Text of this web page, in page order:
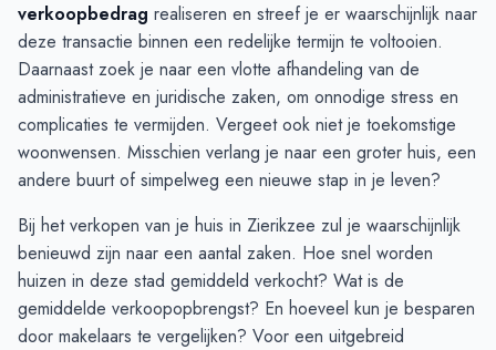
verkoopbedrag realiseren en streef je er waarschijnlijk naar
deze transactie binnen een redelijke termijn te voltooien.
Daarnaast zoek je naar een vlotte afhandeling van de
administratieve en juridische zaken, om onnodige stress en
complicaties te vermijden. Vergeet ook niet je toekomstige
woonwensen. Misschien verlang je naar een groter huis, een
andere buurt of simpelweg een nieuwe stap in je leven?
Bij het verkopen van je huis in Zierikzee zul je waarschijnlijk
benieuwd zijn naar een aantal zaken. Hoe snel worden
huizen in deze stad gemiddeld verkocht? Wat is de
gemiddelde verkoopopbrengst? En hoeveel kun je besparen
door makelaars te vergelijken? Voor een uitgebreid